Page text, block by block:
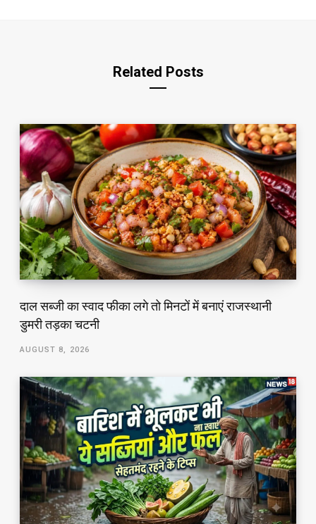
Related Posts
दाल सब्जी का स्वाद फीका लगे तो मिनटों में बनाएं राजस्थानी
डुमरी तड़का चटनी
AUGUST 8, 2026